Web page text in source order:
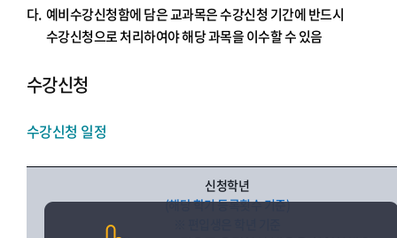
다. 예비수강신청함에 담은 교과목은 수강신청 기간에 반드시
수강신청으로 처리하여야 해당 과목을 이수할 수 있음
수강신청
수강신청 일정
신청학년
(해당 학기 등록횟수 기준)